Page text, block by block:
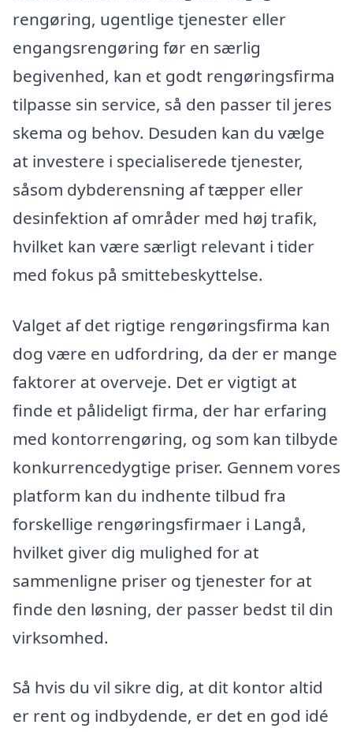
rengøring, ugentlige tjenester eller
engangsrengøring før en særlig
begivenhed, kan et godt rengøringsfirma
tilpasse sin service, så den passer til jeres
skema og behov. Desuden kan du vælge
at investere i specialiserede tjenester,
såsom dybderensning af tæpper eller
desinfektion af områder med høj trafik,
hvilket kan være særligt relevant i tider
med fokus på smittebeskyttelse.
Valget af det rigtige rengøringsfirma kan
dog være en udfordring, da der er mange
faktorer at overveje. Det er vigtigt at
finde et pålideligt firma, der har erfaring
med kontorrengøring, og som kan tilbyde
konkurrencedygtige priser. Gennem vores
platform kan du indhente tilbud fra
forskellige rengøringsfirmaer i Langå,
hvilket giver dig mulighed for at
sammenligne priser og tjenester for at
finde den løsning, der passer bedst til din
virksomhed.
Så hvis du vil sikre dig, at dit kontor altid
er rent og indbydende, er det en god idé